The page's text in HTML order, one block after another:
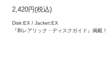
2,420円(税込)
Disk:EX / Jacket:EX
『和レアリック・ディスクガイド』掲載！